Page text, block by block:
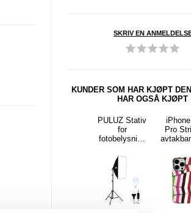
SKRIV EN
KUNDER SOM HAR KJØPT
HAR OGSÅ KJØPT
PULUZ Stativ
for
fotobelysning
fotostudio-
softboks +
E27 LED-
pære - EU-
kontakt
Pro